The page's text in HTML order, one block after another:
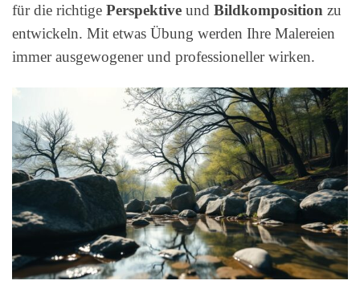
für die richtige Perspektive und Bildkomposition zu
entwickeln. Mit etwas Übung werden Ihre Malereien
immer ausgewogener und professioneller wirken.